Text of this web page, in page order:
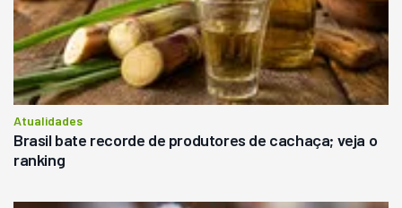
Atualidades
Brasil bate recorde de produtores de cachaça; veja o
ranking